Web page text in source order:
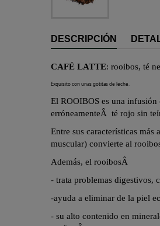
DESCRIPCIÓN
CAFÉ LATTE: rooibos, té
Exquisito con unas gotitas de leche.
El ROOIBOS es una infusión
erróneamenteÂ té rojo sin
Entre sus características
muscular) convierte al
Además, el rooibosÂ
- trata problemas digestivos,
-ayuda a eliminar de la piel
- su alto contenido en